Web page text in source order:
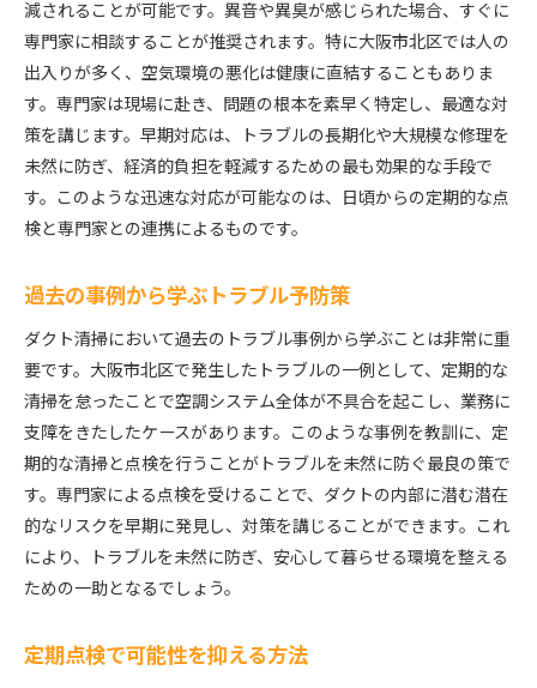
減されることが可能です。異音や異臭が感じられた場合、すぐに
専門家に相談することが推奨されます。特に大阪市北区では人の
出入りが多く、空気環境の悪化は健康に直結することもありま
す。専門家は現場に赴き、問題の根本を素早く特定し、最適な対
策を講じます。早期対応は、トラブルの長期化や大規模な修理を
未然に防ぎ、経済的負担を軽減するための最も効果的な手段で
す。このような迅速な対応が可能なのは、日頃からの定期的な点
検と専門家との連携によるものです。
過去の事例から学ぶトラブル予防策
ダクト清掃において過去のトラブル事例から学ぶことは非常に重
要です。大阪市北区で発生したトラブルの一例として、定期的な
清掃を怠ったことで空調システム全体が不具合を起こし、業務に
支障をきたしたケースがあります。このような事例を教訓に、定
期的な清掃と点検を行うことがトラブルを未然に防ぐ最良の策で
す。専門家による点検を受けることで、ダクトの内部に潜む潜在
的なリスクを早期に発見し、対策を講じることができます。これ
により、トラブルを未然に防ぎ、安心して暮らせる環境を整える
ための一助となるでしょう。
定期点検で可能性を抑える方法